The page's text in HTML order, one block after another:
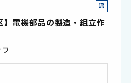
派
遣
社
電機部品の製造・組立作